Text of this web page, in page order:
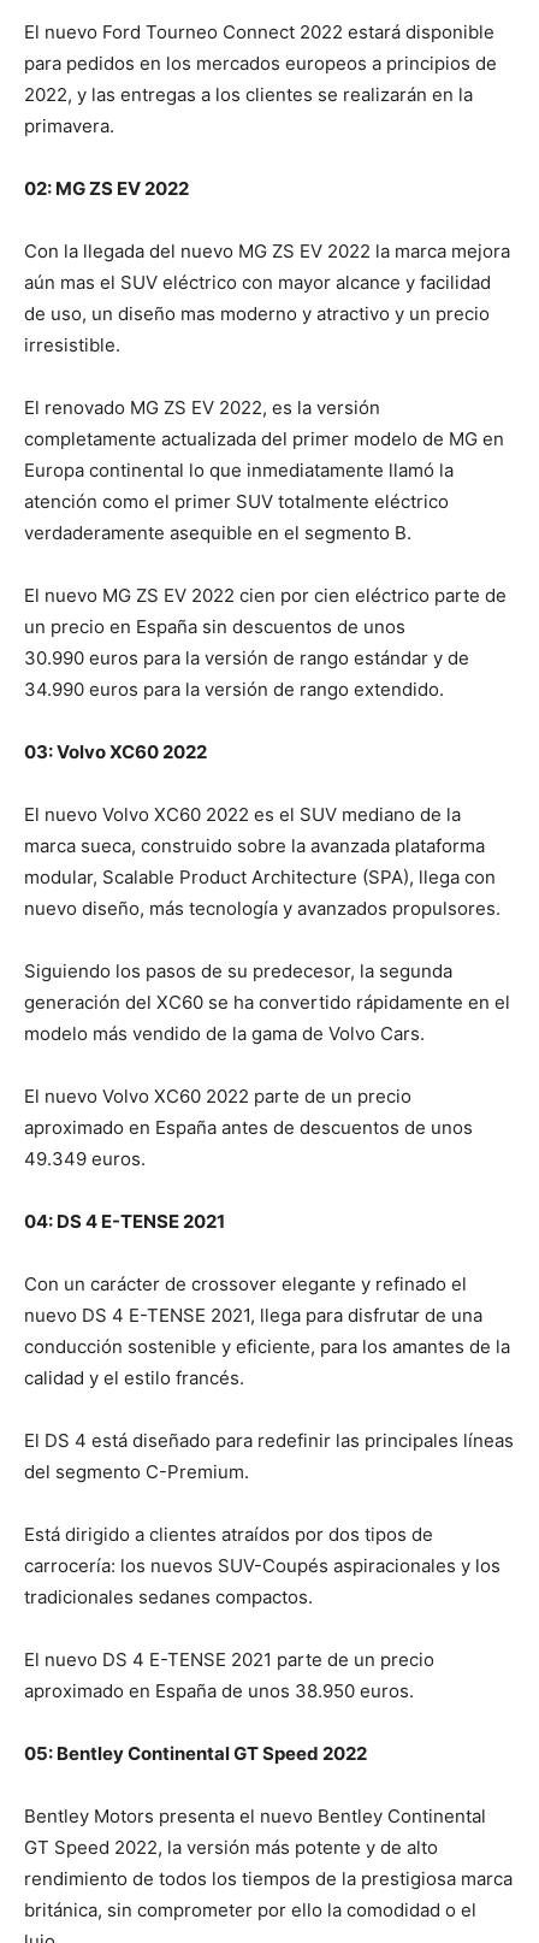
El nuevo Ford Tourneo Connect 2022 estará disponible
para pedidos en los mercados europeos a principios de
2022, y las entregas a los clientes se realizarán en la
primavera.
02: MG ZS EV 2022
Con la llegada del nuevo MG ZS EV 2022 la marca mejora
aún mas el SUV eléctrico con mayor alcance y facilidad
de uso, un diseño mas moderno y atractivo y un precio
irresistible.
El renovado MG ZS EV 2022, es la versión
completamente actualizada del primer modelo de MG en
Europa continental lo que inmediatamente llamó la
atención como el primer SUV totalmente eléctrico
verdaderamente asequible en el segmento B.
El nuevo MG ZS EV 2022 cien por cien eléctrico parte de
un precio en España sin descuentos de unos
30.990 euros para la versión de rango estándar y de
34.990 euros para la versión de rango extendido.
03: Volvo XC60 2022
El nuevo Volvo XC60 2022 es el SUV mediano de la
marca sueca, construido sobre la avanzada plataforma
modular, Scalable Product Architecture (SPA), llega con
nuevo diseño, más tecnología y avanzados propulsores.
Siguiendo los pasos de su predecesor, la segunda
generación del XC60 se ha convertido rápidamente en el
modelo más vendido de la gama de Volvo Cars.
El nuevo Volvo XC60 2022 parte de un precio
aproximado en España antes de descuentos de unos
49.349 euros.
04: DS 4 E-TENSE 2021
Con un carácter de crossover elegante y refinado el
nuevo DS 4 E-TENSE 2021, llega para disfrutar de una
conducción sostenible y eficiente, para los amantes de la
calidad y el estilo francés.
El DS 4 está diseñado para redefinir las principales líneas
del segmento C-Premium.
Está dirigido a clientes atraídos por dos tipos de
carrocería: los nuevos SUV-Coupés aspiracionales y los
tradicionales sedanes compactos.
El nuevo DS 4 E-TENSE 2021 parte de un precio
aproximado en España de unos 38.950 euros.
05: Bentley Continental GT Speed 2022
Bentley Motors presenta el nuevo Bentley Continental
GT Speed 2022, la versión más potente y de alto
rendimiento de todos los tiempos de la prestigiosa marca
británica, sin comprometer por ello la comodidad o el